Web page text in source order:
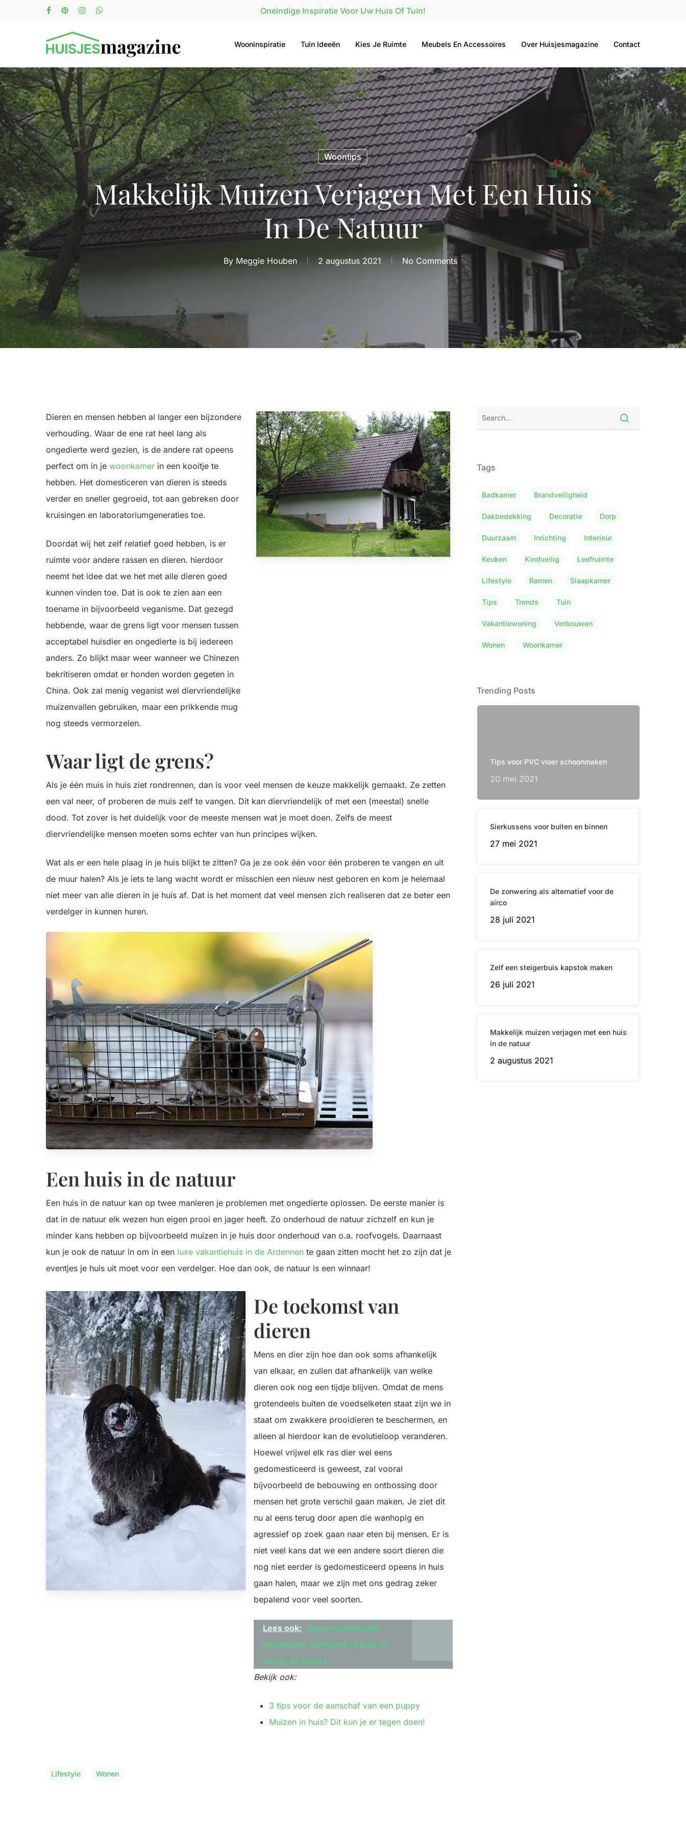
Oneindige Inspiratie Voor Uw Huis Of Tuin!
Wooninspiratie Tuin Ideeën Kies Je Ruimte Meubels En Accessoires Over Huisjesmagazine Contact
Woontips
Makkelijk Muizen Verjagen Met Een Huis
In De Natuur
By Meggie Houben 2 augustus 2021 No Comments
Dieren en mensen hebben al langer een bijzondere
verhouding. Waar de ene rat heel lang als
ongedierte werd gezien, is de andere rat opeens
perfect om in jewoonkamer in een kooitje te
hebben. Het domesticeren van dieren is steeds
verder en sneller gegroeid, tot aan gebreken door
kruisingen en laboratoriumgeneraties toe.
Doordat wij het zelf relatief goed hebben, is er
ruimte voor andere rassen en dieren. hierdoor
neemt het idee dat we het met alle dieren goed
kunnen vinden toe. Dat is ook te zien aan een
toename in bijvoorbeeld veganisme. Dat gezegd
hebbende, waar de grens ligt voor mensen tussen
acceptabel huisdier en ongedierte is bij iedereen
anders. Zo blijkt maar weer wanneer we Chinezen
bekritiseren omdat er honden worden gegeten in
China. Ook zal menig veganist wel diervriendelijke
muizenvallen gebruiken, maar een prikkende mug
nog steeds vermorzelen.
Waar ligt de grens?
Als je één muis in huis ziet rondrennen, dan is voor veel mensen de keuze makkelijk gemaakt. Ze zetten
een val neer, of proberen de muis zelf te vangen. Dit kan diervriendelijk of met een (meestal) snelle
dood. Tot zover is het duidelijk voor de meeste mensen wat je moet doen. Zelfs de meest
diervriendelijke mensen moeten soms echter van hun principes wijken.
Wat als er een hele plaag in je huis blijkt te zitten? Ga je ze ook één voor één proberen te vangen en uit
de muur halen? Als je iets te lang wacht wordt er misschien een nieuw nest geboren en kom je helemaal
niet meer van alle dieren in je huis af. Dat is het moment dat veel mensen zich realiseren dat ze beter een
verdelger in kunnen huren.
Een huis in de natuur
Een huis in de natuur kan op twee manieren je problemen met ongedierte oplossen. De eerste manier is
dat in de natuur elk wezen hun eigen prooi en jager heeft. Zo onderhoud de natuur zichzelf en kun je
minder kans hebben op bijvoorbeeld muizen in je huis door onderhoud van o.a. roofvogels. Daarnaast
kun je ook de natuur in om in een luxe vakantiehuis in de Ardennen te gaan zitten mocht het zo zijn dat je
eventjes je huis uit moet voor een verdelger. Hoe dan ook, de natuur is een winnaar!
De toekomst van
dieren
Mens en dier zijn hoe dan ook soms afhankelijk
van elkaar, en zullen dat afhankelijk van welke
dieren ook nog een tijdje blijven. Omdat de mens
grotendeels buiten de voedselketen staat zijn we in
staat om zwakkere prooidieren te beschermen, en
alleen al hierdoor kan de evolutieloop veranderen.
Hoewel vrijwel elk ras dier wel eens
gedomesticeerd is geweest, zal vooral
bijvoorbeeld de bebouwing en ontbossing door
mensen het grote verschil gaan maken. Je ziet dit
nu al eens terug door apen die wanhopig en
agressief op zoek gaan naar eten bij mensen. Er is
niet veel kans dat we een andere soort dieren die
nog niet eerder is gedomesticeerd opeens in huis
gaan halen, maar we zijn met ons gedrag zeker
bepalend voor veel soorten.
Lees ook: Veelvoorkomende
elektrische storingen in huis en
hoe je ze oplost
Bekijk ook:
3 tips voor de aanschaf van een puppy
Muizen in huis? Dit kun je er tegen doen!
Lifestyle Wonen
Tags
Badkamer Brandveiligheid
Dakbedekking Decoratie Dorp
Duurzaam Inrichting Interieur
Keuken Kindveilig Leefruimte
Lifestyle Ramen Slaapkamer
Tips Trends Tuin
Vakantiewoning Verbouwen
Wonen Woonkamer
Trending Posts
Tips voor PVC vloer schoonmaken
20 mei 2021
Sierkussens voor buiten en binnen
27 mei 2021
De zonwering als alternatief voor de
airco
28 juli 2021
Zelf een steigerbuis kapstok maken
26 juli 2021
Makkelijk muizen verjagen met een huis
in de natuur
2 augustus 2021